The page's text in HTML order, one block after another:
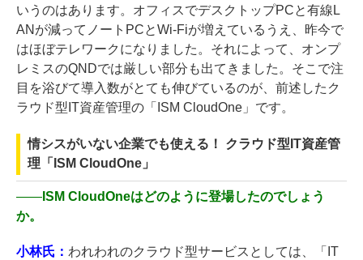
いうのはあります。オフィスでデスクトップPCと有線L
ANが減ってノートPCとWi-Fiが増えているうえ、昨今で
はほぼテレワークになりました。それによって、オンプ
レミスのQNDでは厳しい部分も出てきました。そこで注
目を浴びて導入数がとても伸びているのが、前述したク
ラウド型IT資産管理の「ISM CloudOne」です。
情シスがいない企業でも使える！ クラウド型IT資産管
理「ISM CloudOne」
――ISM CloudOneはどのように登場したのでしょう
か。
小林氏： われわれのクラウド型サービスとしては、「IT